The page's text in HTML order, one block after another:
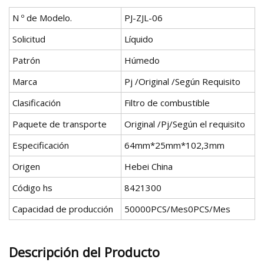
N º de Modelo.
PJ-ZJL-06
Solicitud
Líquido
Patrón
Húmedo
Marca
Pj /Original /Según Requisito
Clasificación
Filtro de combustible
Paquete de transporte
Original /Pj/Según el requisito
Especificación
64mm*25mm*102,3mm
Origen
Hebei China
Código hs
8421300
Capacidad de producción
50000PCS/Mes0PCS/Mes
Descripción del Producto